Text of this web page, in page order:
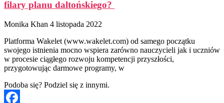
filary planu daltońskiego?
Monika Khan 4 listopada 2022
Platforma Wakelet (www.wakelet.com) od samego początku
swojego istnienia mocno wspiera zarówno nauczycieli jak i uczniów
w procesie ciągłego rozwoju kompetencji przyszłości,
przygotowując darmowe programy, w
Podoba się? Podziel się z innymi.